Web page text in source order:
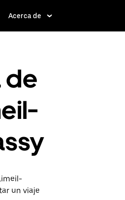
Acerca de
de
un viaje